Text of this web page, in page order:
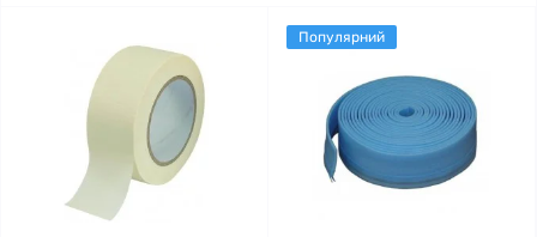
Популярний